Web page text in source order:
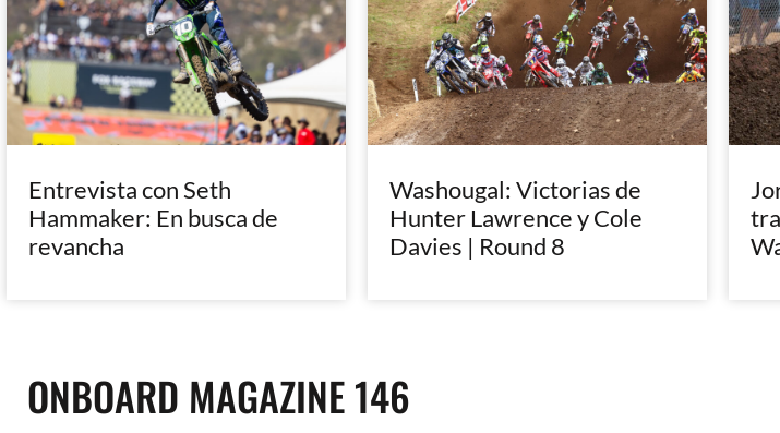
Entrevista con Seth
Hammaker: En busca de
revancha
Washougal: Victorias de
Hunter Lawrence y Cole
Davies | Round 8
ONBOARD MAGAZINE 146